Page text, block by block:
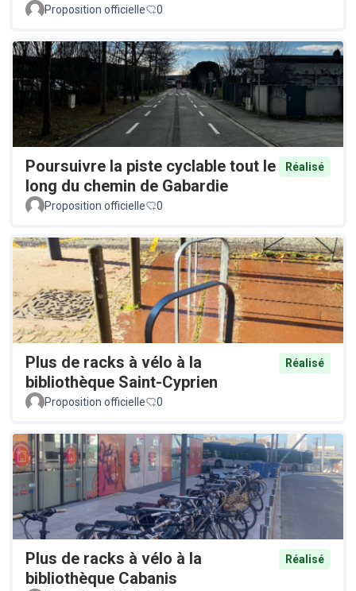
Proposition officielle 0
Poursuivre la piste cyclable tout le
long du chemin de Gabardie
Réalisé
Proposition officielle 0
Plus de racks à vélo à la
bibliothèque Saint-Cyprien
Réalisé
Proposition officielle 0
Plus de racks à vélo à la
bibliothèque Cabanis
Réalisé